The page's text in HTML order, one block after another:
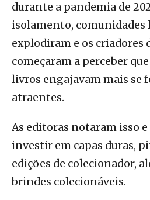
durante a pandemia de
isolamento, comunidades
explodiram e os criadores
começaram a perceber
livros engajavam mais se
atraentes.
As editoras notaram isso e
investir em capas duras,
edições de colecionador,
brindes colecionáveis.